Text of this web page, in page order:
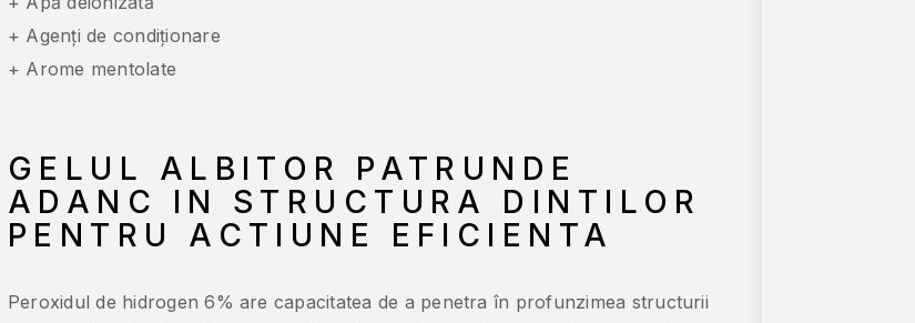
+ Agenți de condiționare
+ Arome mentolate
GELUL ALBITOR PATRUNDE
ADANC IN STRUCTURA DINTILOR
PENTRU ACTIUNE EFICIENTA
Peroxidul de hidrogen 6% are capacitatea de a penetra în profunzimea structurii